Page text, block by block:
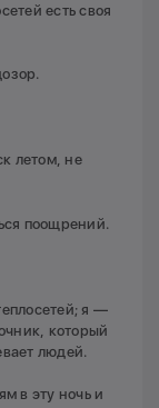
есть своя
летом, не
поощрений.
я —
который
людей.
в эту ночь и